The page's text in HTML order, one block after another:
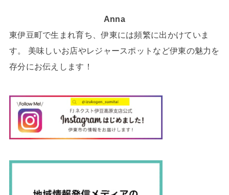
Anna
東伊豆町で生まれ育ち、伊東には頻繁に出かけていま
す。 美味しいお店やレジャースポットなど伊東の魅力を
存分にお伝えします！